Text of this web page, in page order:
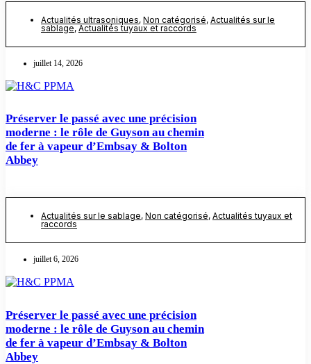
Actualités ultrasoniques, Non catégorisé, Actualités sur le
sablage,Actualités tuyaux et raccords
juillet 14, 2026
Préserver le passé avec une précision
moderne : le rôle de Guyson au chemin
de fer à vapeur d’Embsay & Bolton
Abbey
Actualités sur le sablage, Non catégorisé, Actualités tuyaux et
raccords
juillet 6, 2026
Préserver le passé avec une précision
moderne : le rôle de Guyson au chemin
de fer à vapeur d’Embsay & Bolton
Abbey